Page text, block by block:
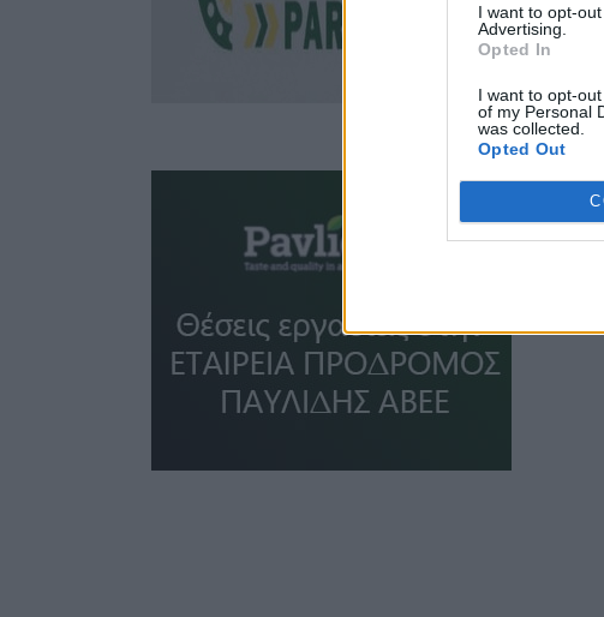
I want to opt-
Advertising.
Opted In
I want to opt-
of my Personal
was collected.
Opted Out